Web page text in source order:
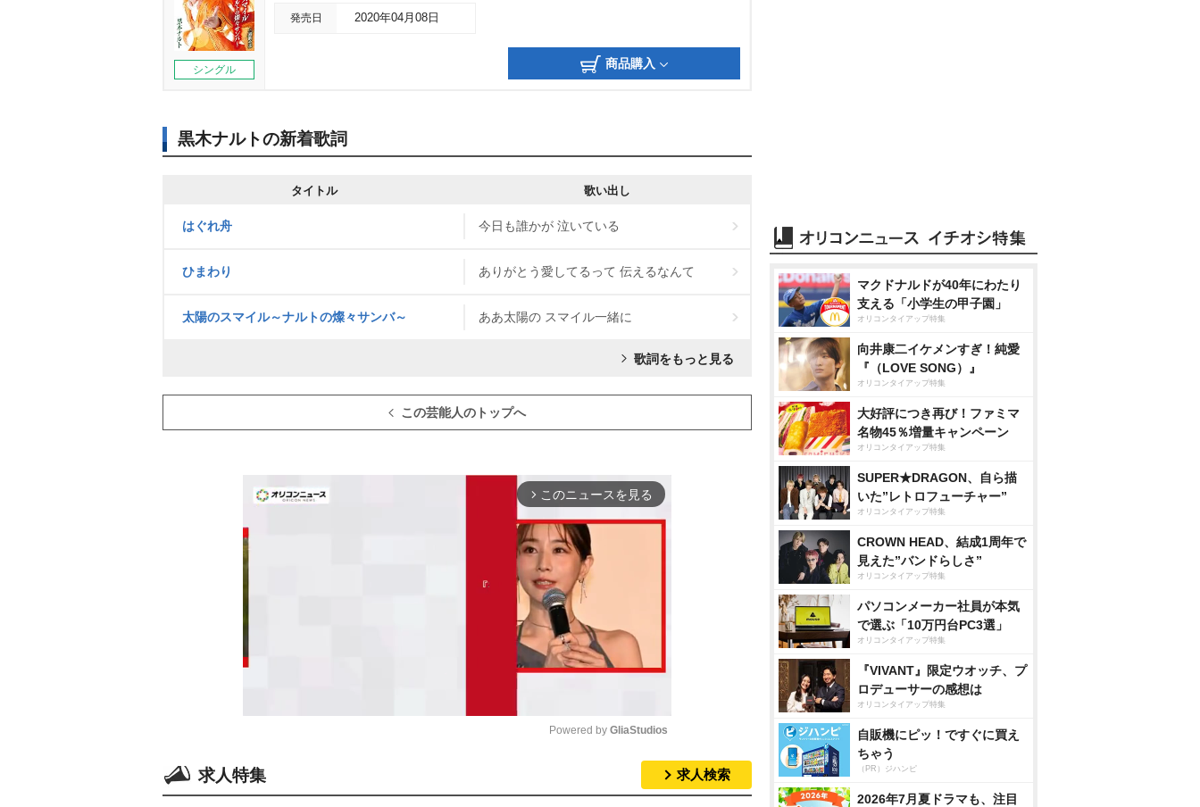
シングル
発売日 2020年04月08日
商品購入
黒木ナルトの新着歌詞
タイトル 歌い出し
はぐれ舟 今日も誰かが 泣いている
ひまわり ありがとう愛してるって 伝えるなんて
太陽のスマイル～ナルトの燦々サンバ～ ああ太陽の スマイル一緒に
歌詞をもっと見る
この芸能人のトップへ
arrow_forward_ios このニュースを見る
Powered by GliaStudios
求人特集 求人検索
マクドナルドが40年にわたり
支える「小学生の甲子園」
オリコンタイアップ特集
向井康二イケメンすぎ！純愛
『（LOVE SONG）』
オリコンタイアップ特集
大好評につき再び！ファミマ
名物45％増量キャンペーン
オリコンタイアップ特集
SUPER★DRAGON、自ら描
いた”レトロフューチャー”
オリコンタイアップ特集
CROWN HEAD、結成1周年で
見えた”バンドらしさ”
オリコンタイアップ特集
パソコンメーカー社員が本気
で選ぶ「10万円台PC3選」
オリコンタイアップ特集
『VIVANT』限定ウオッチ、プ
ロデューサーの感想は
オリコンタイアップ特集
自販機にピッ！ですぐに買え
ちゃう
（PR）ジハンピ
2026年7月夏ドラマも、注目